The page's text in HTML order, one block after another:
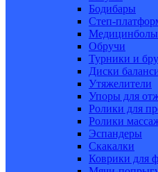
Бодибары
Степ-
Медицинболы
Обручи
Турники и
Диски
Утяжелители
Упоры для
Ролики для
Ролики
Эспандеры
Скакалки
Коврики для